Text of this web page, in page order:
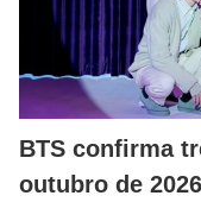
BTS confirma
outubro de 2026